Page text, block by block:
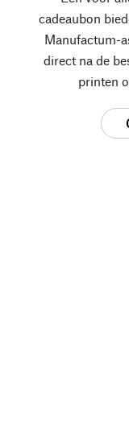
cadeaubon
Manufactum-
direct na de
printen